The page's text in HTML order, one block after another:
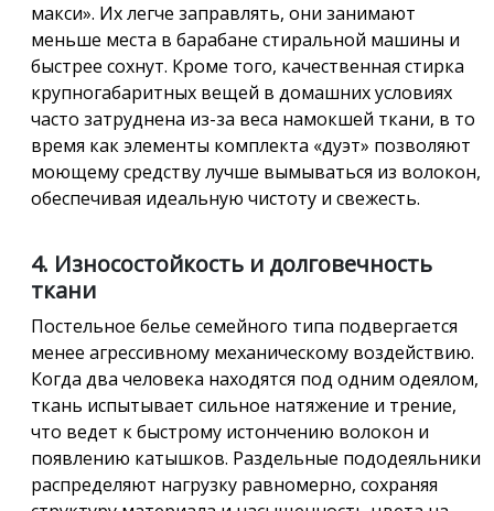
макси». Их легче заправлять, они занимают
меньше места в барабане стиральной машины и
быстрее сохнут. Кроме того, качественная стирка
крупногабаритных вещей в домашних условиях
часто затруднена из-за веса намокшей ткани, в то
время как элементы комплекта «дуэт» позволяют
моющему средству лучше вымываться из волокон,
обеспечивая идеальную чистоту и свежесть.
4. Износостойкость и долговечность
ткани
Постельное белье семейного типа подвергается
менее агрессивному механическому воздействию.
Когда два человека находятся под одним одеялом,
ткань испытывает сильное натяжение и трение,
что ведет к быстрому истончению волокон и
появлению катышков. Раздельные пододеяльники
распределяют нагрузку равномерно, сохраняя